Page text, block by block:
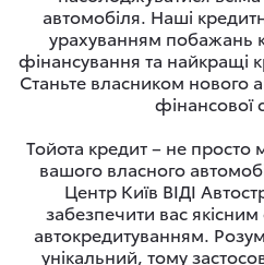
автомобіля. Наші
урахуванням побажань
фінансування та найкращі
Станьте власником нового
фінансової
Тойота кредит – не
вашого власного
Центр Київ ВІДІ
забезпечити вас
автокредитуванням.
унікальний, тому